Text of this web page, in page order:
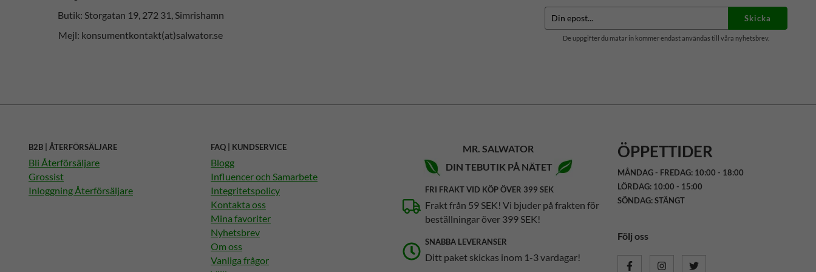
Butik: Storgatan 19, 272 31, Simrishamn
Mejl: konsumentkontakt(at)salwator.se
Skicka
De uppgifter du matar in kommer endast användas till våra nyhetsbrev.
B2B | ÅTERFÖRSÄLJARE
Bli Återförsäljare
Grossist
Inloggning Återförsäljare
FAQ | KUNDSERVICE
Blogg
Influencer och Samarbete
Integritetspolicy
Kontakta oss
Mina favoriter
Nyhetsbrev
Om oss
Vanliga frågor
MR. SALWATOR
DIN TEBUTIK PÅ NÄTET
FRI FRAKT VID KÖP ÖVER 399 SEK
Frakt från 59 SEK! Vi bjuder på frakten för
beställningar över 399 SEK!
SNABBA LEVERANSER
Ditt paket skickas inom 1-3 vardagar!
ÖPPETTIDER
MÅNDAG - FREDAG: 10:00 - 18:00
LÖRDAG: 10:00 - 15:00
SÖNDAG: STÄNGT
Följ oss